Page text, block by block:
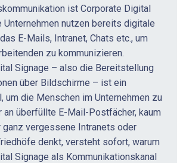
ist Corporate Digital
Unternehmen nutzen bereits digitale
E-Mails, Intranet, Chats etc., um
zu kommunizieren.
Signage – also die Bereitstellung
über Bildschirme – ist ein
um die Menschen im Unternehmen zu
an überfüllte E-Mail-Postfächer, kaum
vergessene Intranets oder
denkt, versteht sofort, warum
Signage als Kommunikationskanal